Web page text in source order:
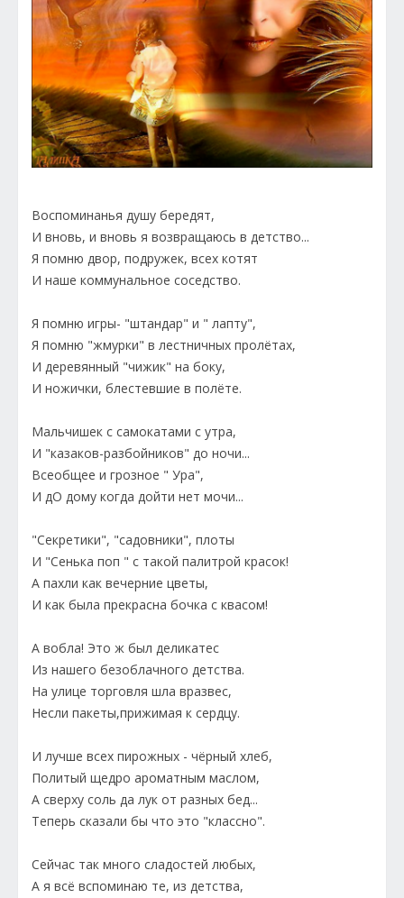
Воспоминанья душу бередят,
И вновь, и вновь я возвращаюсь в детство...
Я помню двор, подружек, всех котят
И наше коммунальное соседство.
Я помню игры- "штандар" и " лапту",
Я помню "жмурки" в лестничных пролётах,
И деревянный "чижик" на боку,
И ножички, блестевшие в полёте.
Мальчишек с самокатами с утра,
И "казаков-разбойников" до ночи...
Всеобщее и грозное " Ура",
И дО дому когда дойти нет мочи...
"Секретики", "садовники", плоты
И "Сенька поп " с такой палитрой красок!
А пахли как вечерние цветы,
И как была прекрасна бочка с квасом!
А вобла! Это ж был деликатес
Из нашего безоблачного детства.
На улице торговля шла вразвес,
Несли пакеты,прижимая к сердцу.
И лучше всех пирожных - чёрный хлеб,
Политый щедро ароматным маслом,
А сверху соль да лук от разных бед...
Теперь сказали бы что это "классно".
Сейчас так много сладостей любых,
А я всё вспоминаю те, из детства,